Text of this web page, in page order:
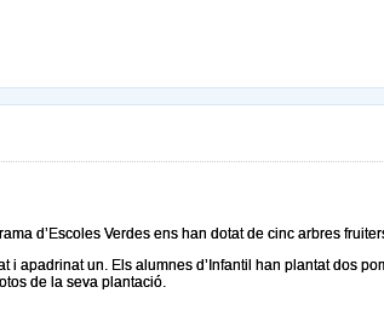
d’Escoles Verdes ens han dotat de cinc arbres
i apadrinat un. Els alumnes d’Infantil han plantat dos
de la seva plantació.